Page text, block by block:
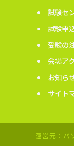
試験セ
試験申
受験の
会場ア
お知ら
サイト
運営元：パ